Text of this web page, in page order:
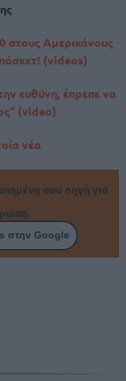
στους Αμερικάνους
(videos)
ευθύνη, έπρεπε να
(video)
νέα
σου πηγή για
στην Google